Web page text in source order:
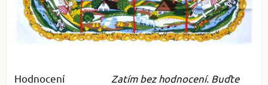
Hodnocení
Zatím bez hodnocení. Buďte